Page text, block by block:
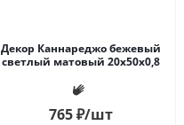
Декор Каннареджо бежевый
светлый матовый 20x50x0,8
765₽/шт